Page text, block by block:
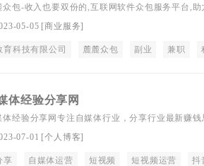
众包-收入也要双份的,互联网软件众包服务平台,
05-05 [商业服务]
育科技有限公司 麓麓众包 副业 兼职
体经验分享网
体经验分享网专注自媒体行业，分享行业最新赚钱
材，推荐高效内容创作工具，分类归类自媒体从业
07-01 [个人博客]
享 自媒体运营 短视频 短视频运营 抖